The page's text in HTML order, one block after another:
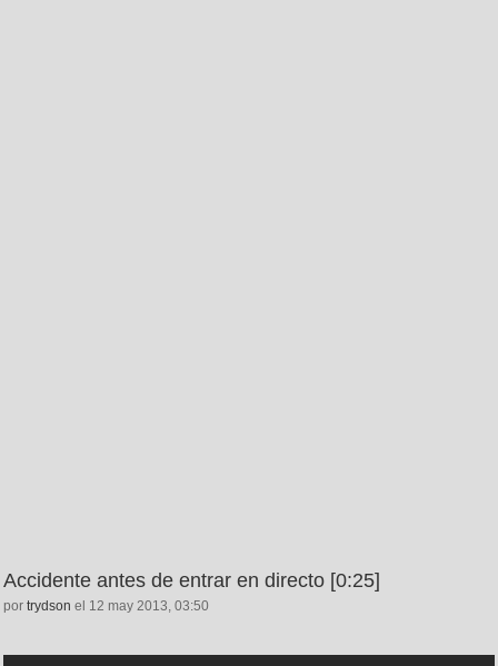
Accidente antes de entrar en directo [0:25]
por trydson el 12 may 2013, 03:50